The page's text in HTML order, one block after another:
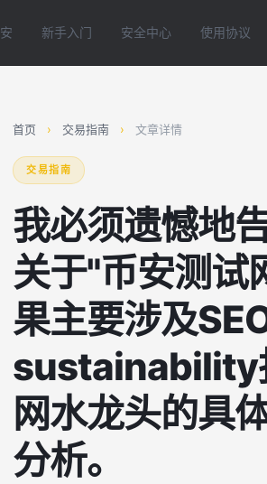
新手入门 安全中心 使用协议
首页 › 交易指南 › 文章详情
交易指南
我必须遗憾地
关于"币安测试
果主要涉及
sustainability
网水龙头的具
分析。